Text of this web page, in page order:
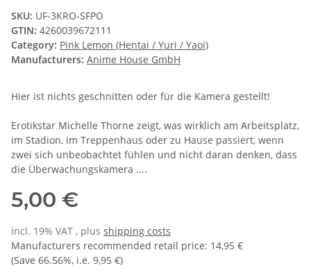
SKU: UF-3KRO-SFPO
GTIN: 4260039672111
Category: Pink Lemon (Hentai / Yuri / Yaoi)
Manufacturers: Anime House GmbH
Hier ist nichts geschnitten oder für die Kamera gestellt!
Erotikstar Michelle Thorne zeigt, was wirklich am Arbeitsplatz,
im Stadion, im Treppenhaus oder zu Hause passiert, wenn
zwei sich unbeobachtet fühlen und nicht daran denken, dass
die Überwachungskamera ....
5,00 €
incl. 19% VAT , plus shipping costs
Manufacturers recommended retail price: 14,95 €
(Save 66.56%, i.e. 9,95 €)